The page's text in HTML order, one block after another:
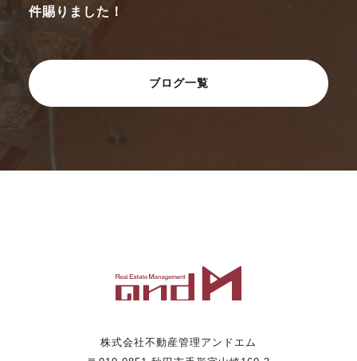
件賜りました！
ブログ一覧
株式会社不動産管理アンドエム